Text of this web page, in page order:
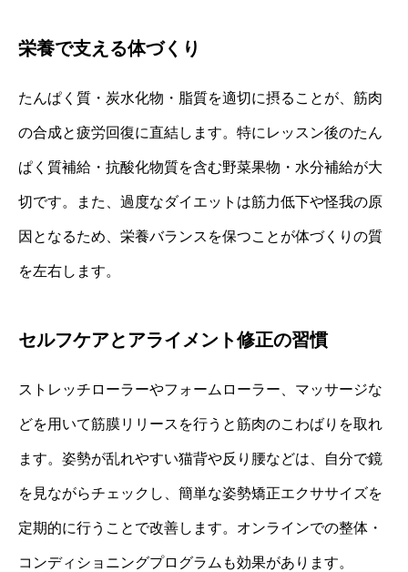
栄養で支える体づくり
たんぱく質・炭水化物・脂質を適切に摂ることが、筋肉
の合成と疲労回復に直結します。特にレッスン後のたん
ぱく質補給・抗酸化物質を含む野菜果物・水分補給が大
切です。また、過度なダイエットは筋力低下や怪我の原
因となるため、栄養バランスを保つことが体づくりの質
を左右します。
セルフケアとアライメント修正の習慣
ストレッチローラーやフォームローラー、マッサージな
どを用いて筋膜リリースを行うと筋肉のこわばりを取れ
ます。姿勢が乱れやすい猫背や反り腰などは、自分で鏡
を見ながらチェックし、簡単な姿勢矯正エクササイズを
定期的に行うことで改善します。オンラインでの整体・
コンディショニングプログラムも効果があります。